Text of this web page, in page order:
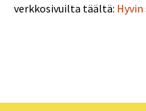
verkkosivuilta täältä: